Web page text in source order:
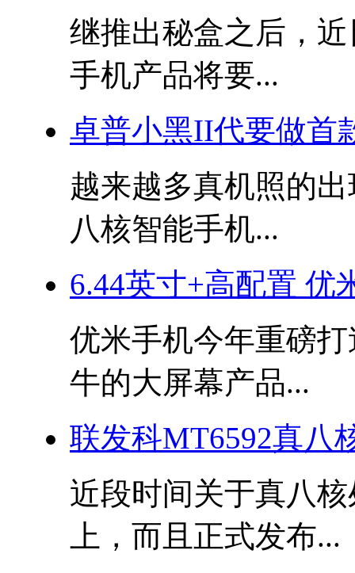
继推出秘盒之后，
手机产品将要...
卓普小黑II代要做首
越来越多真机照的
八核智能手机...
6.44英寸+高配置 优
优米手机今年重磅
牛的大屏幕产品...
联发科MT6592真八
近段时间关于真八
上，而且正式发布...